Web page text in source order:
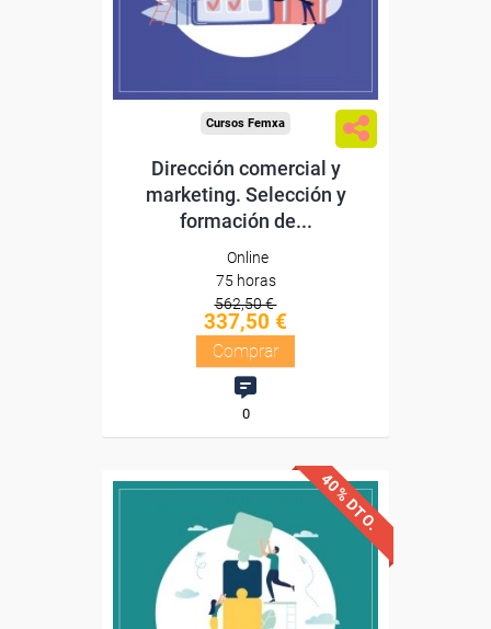
Diploma
Cursos Femxa
Dirección comercial y
marketing. Selección y
formación de...
Online
75 horas
562,50 €
337,50 €
Comprar
0
40% DTO.
Descuentos especiales
Sin requisitos de acceso